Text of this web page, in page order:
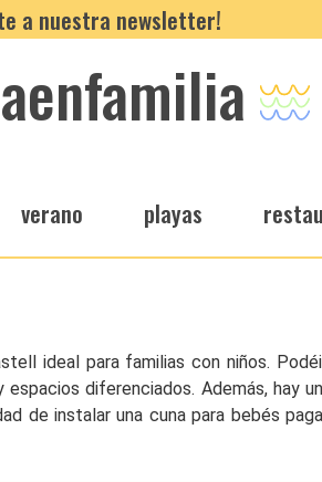
a nuestra newsletter!
verano playas
ideal para familias con niños.
diferenciados. Además, hay
de instalar una cuna para bebés